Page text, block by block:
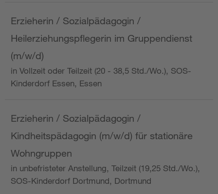
Erzieherin / Sozialpädagogin /
Heilerziehungspflegerin im Gruppendienst
(m/w/d)
in Vollzeit oder Teilzeit (20 - 38,5 Std./Wo.), SOS-
Kinderdorf Essen, Essen
Erzieherin / Sozialpädagogin /
Kindheitspädagogin (m/w/d) für stationäre
Wohngruppen
in unbefristeter Anstellung, Teilzeit (19,25 Std./Wo.),
SOS-Kinderdorf Dortmund, Dortmund